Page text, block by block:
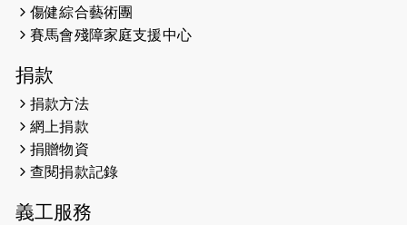
2026-05-07
開始）
2026-04-30
2026-04-25
2026-04-24
2026-04-23
傷健綜合藝術團
賽馬會殘障家庭支援中心
捐款
捐款方法
網上捐款
捐贈物資
查閱捐款記錄
義工服務